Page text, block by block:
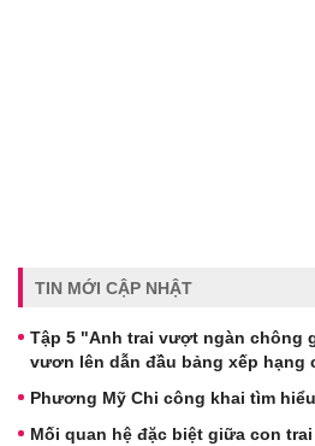
TIN MỚI CẬP NHẬT
Tập 5 "Anh trai vượt ngàn chông
vươn lên dẫn đầu bảng xếp hạng
Phương Mỹ Chi công khai tìm
Mối quan hệ đặc biệt giữa con